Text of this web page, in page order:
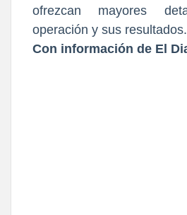
ofrezcan mayores
operación y sus resultados.
Con información de El